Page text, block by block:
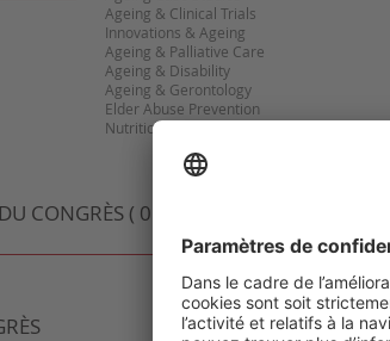
Ageing & Clinical Trials
Innovations & Ageing
Ageing & Palliative Care
Ageing & Disability
Ageing & Gerontology
Elder Abuse Prevention
CONGRÈS ( 0 VIDÉO )